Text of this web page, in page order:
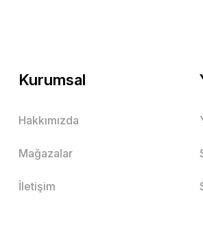
Kurumsal
Hakkımızda
Mağazalar
İletişim